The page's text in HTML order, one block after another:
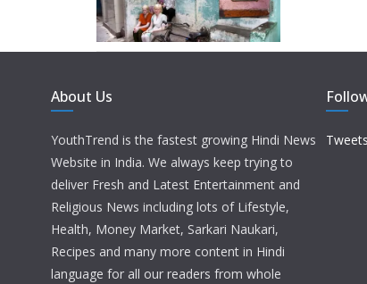
About Us
YouthTrend is the fastest growing Hindi News
Website in India. We always keep trying to
deliver Fresh and Latest Entertainment and
Religious News including lots of Lifestyle,
Health, Money Market, Sarkari Naukari,
Recipes and many more content in Hindi
language for all our readers from whole